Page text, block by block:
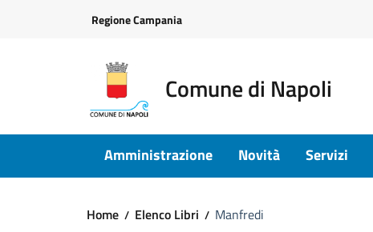
Regione Campania
Comune di Napoli
Amministrazione Novità Servizi
Home Elenco Libri Manfredi